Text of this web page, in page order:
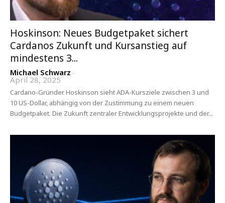
Hoskinson: Neues Budgetpaket sichert
Cardanos Zukunft und Kursanstieg auf
mindestens 3...
Michael Schwarz -
April 28, 2025
Cardano-Gründer Hoskinson sieht ADA-Kursziele zwischen 3 und
10 US-Dollar, abhängig von der Zustimmung zu einem neuen
Budgetpaket. Die Zukunft zentraler Entwicklungsprojekte und der...